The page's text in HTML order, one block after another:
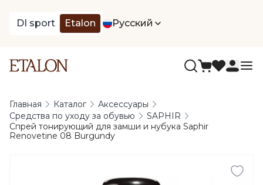
DI sport Etalon Русский
Главная Каталог
Аксессуары
Средства по уходу за обувью
SAPHIR
Спрей тонирующий для замши и нубука Saphir
Renovetine 08 Burgundy